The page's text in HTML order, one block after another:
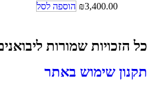
₪3,400.00 הוספה לסל
כל הזכויות שמורות ליבואנים
תקנון שימוש באתר